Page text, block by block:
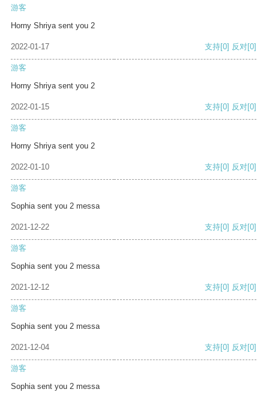
游客
Horny Shriya sent you 2
2022-01-17 支持[0] 反对[0]
游客
Horny Shriya sent you 2
2022-01-15 支持[0] 反对[0]
游客
Horny Shriya sent you 2
2022-01-10 支持[0] 反对[0]
游客
Sophia sent you 2 messa
2021-12-22 支持[0] 反对[0]
游客
Sophia sent you 2 messa
2021-12-12 支持[0] 反对[0]
游客
Sophia sent you 2 messa
2021-12-04 支持[0] 反对[0]
游客
Sophia sent you 2 messa